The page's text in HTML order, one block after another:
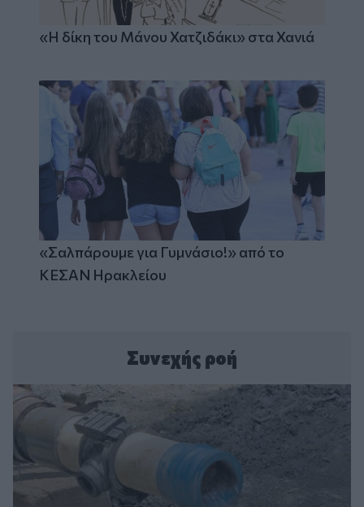
«Η δίκη του Μάνου Χατζιδάκι» στα Χανιά
«Σαλπάρουμε για Γυμνάσιο!» από το
ΚΕΣΑΝ Ηρακλείου
Συνεχής ροή